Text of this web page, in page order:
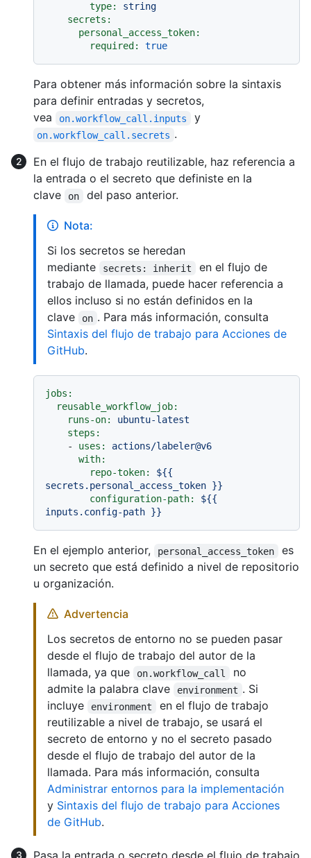
type:
string
secrets:
personal_access_token:
required:
true
Para obtener más información sobre la sintaxis
para definir entradas y secretos,
vea
on.workflow_call.inputs y
on.workflow_call.secrets .
En el flujo de trabajo reutilizable, haz referencia a
la entrada o el secreto que definiste en la
clave
on del paso anterior.
Nota:
Si los secretos se heredan
mediante
secrets: inherit
en el flujo de
trabajo de llamada, puede hacer referencia a
ellos incluso si no están definidos en la
clave
on . Para más información, consulta
Sintaxis del flujo de trabajo para Acciones de
GitHub.
jobs:
reusable_workflow_job:
runs-on:
ubuntu-latest
steps:
-
uses:
actions/labeler@v6
with:
repo-token:
${{
secrets.personal_access_token }}
configuration-path:
${{
inputs.config-path }}
En el ejemplo anterior, personal_access_token
es
un secreto que está definido a nivel de repositorio
u organización.
Advertencia
Los secretos de entorno no se pueden pasar
desde el flujo de trabajo del autor de la
llamada, ya que
on.workflow_call
no
admite la palabra clave
environment . Si
incluye
environment
en el flujo de trabajo
reutilizable a nivel de trabajo, se usará el
secreto de entorno y no el secreto pasado
desde el flujo de trabajo del autor de la
llamada. Para más información, consulta
Administrar entornos para la implementación
y Sintaxis del flujo de trabajo para Acciones
de GitHub.